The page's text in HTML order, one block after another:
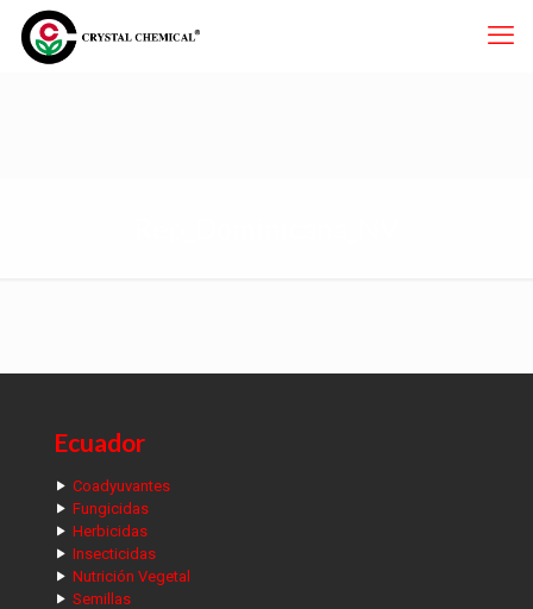
Ecuador
Coadyuvantes
Fungicidas
Herbicidas
Insecticidas
Nutrición Vegetal
Semillas